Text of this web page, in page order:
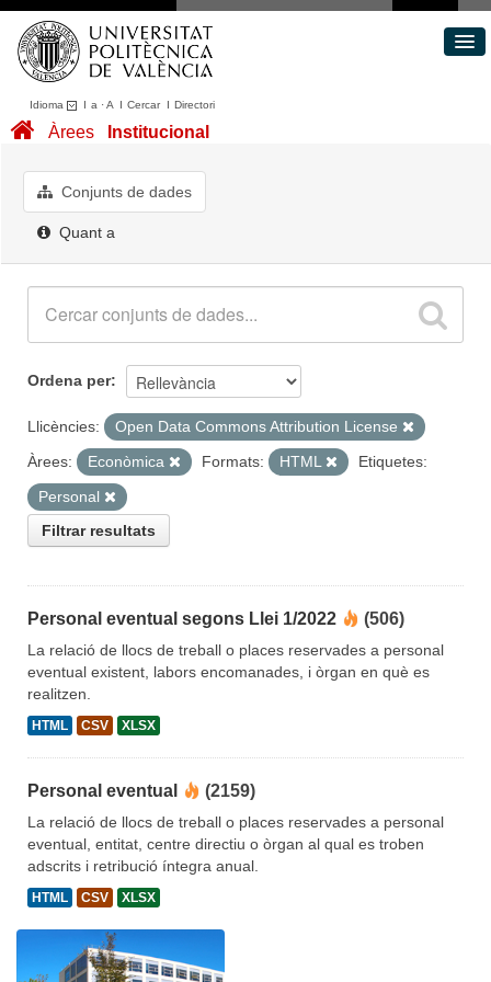
Idioma I a ·A I CercarI Directori
Conjunts de dades
Quant a
Àrees Institucional
Conjunts de dades
Quant a
Ordena per
Llicències:
Open Data Commons Attribution License
Àrees:
Econòmica Formats: HTML
Etiquetes:
Personal
Filtrar resultats
Personal eventual segons Llei 1/2022 (506)
La relació de llocs de treball o places reservades a personal
eventual existent, labors encomanades, i òrgan en què es
realitzen.
HTML CSV XLSX
Personal eventual (2159)
La relació de llocs de treball o places reservades a personal
eventual, entitat, centre directiu o òrgan al qual es troben
adscrits i retribució íntegra anual.
HTML CSV XLSX